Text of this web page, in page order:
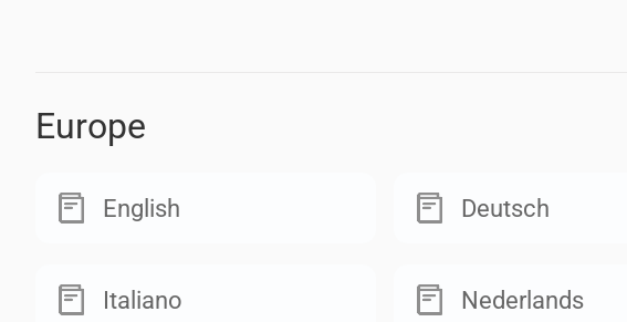
Europe
English Deutsch
Italiano Nederlands